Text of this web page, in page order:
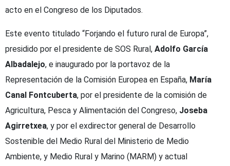
acto en el Congreso de los Diputados.
Este evento titulado “Forjando el futuro rural de Europa”,
presidido por el presidente de SOS Rural, Adolfo García
Albadalejo, e inaugurado por la portavoz de la
Representación de la Comisión Europea en España, María
Canal Fontcuberta, por el presidente de la comisión de
Agricultura, Pesca y Alimentación del Congreso, Joseba
Agirretxea, y por el exdirector general de Desarrollo
Sostenible del Medio Rural del Ministerio de Medio
Ambiente, y Medio Rural y Marino (MARM) y actual